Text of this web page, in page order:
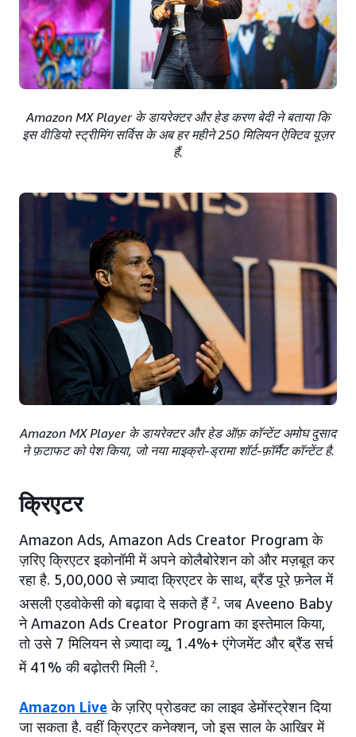
Amazon MX Player के डायरेक्टर और हेड करण बेदी ने बताया कि
इस वीडियो स्ट्रीमिंग सर्विस के अब हर महीने 250 मिलियन ऐक्टिव यूज़र
हैं.
Amazon MX Player के डायरेक्टर और हेड ऑफ़ कॉन्टेंट अमोघ दुसाद
ने फ़टाफट को पेश किया, जो नया माइक्रो-ड्रामा शॉर्ट-फ़ॉर्मैट कॉन्टेंट है.
क्रिएटर
Amazon Ads, Amazon Ads Creator Program के
ज़रिए क्रिएटर इकोनॉमी में अपने कोलैबोरेशन को और मज़बूत कर
रहा है. 5,00,000 से ज़्यादा क्रिएटर के साथ, ब्रैंड पूरे फ़नेल में
असली एडवोकेसी को बढ़ावा दे सकते हैं 2. जब Aveeno Baby
ने Amazon Ads Creator Program का इस्तेमाल किया,
तो उसे 7 मिलियन से ज़्यादा व्यू, 1.4%+ एंगेजमेंट और ब्रैंड सर्च
में 41% की बढ़ोतरी मिली 2.
Amazon Live के ज़रिए प्रोडक्ट का लाइव डेमोंस्ट्रेशन दिया
जा सकता है. वहीं क्रिएटर कनेक्शन, जो इस साल के आखिर में